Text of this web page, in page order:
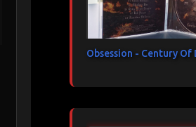
Obsession - Century Of